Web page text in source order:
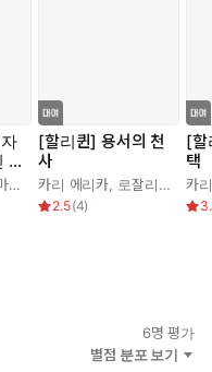
독
[할리퀸] 용서의 천
사
카리 에리카 로잘리 애쉬
2.5(4)
[할
택
카
6명 평가
별점 분포 보기